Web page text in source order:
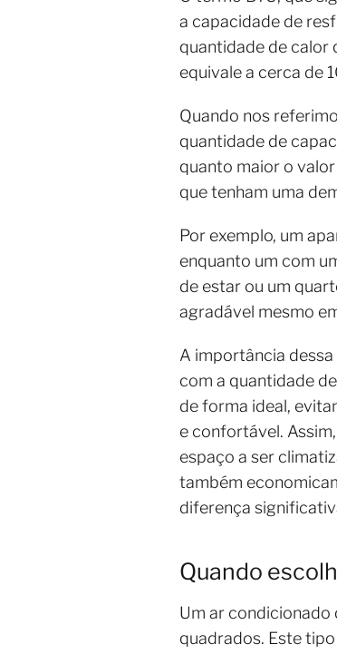
a capacidade de
quantidade de calor
equivale a cerca de
Quando nos
quantidade de
quanto maior o
que tenham uma
Por exemplo, um
enquanto um com
de estar ou um
agradável mesmo
A importância
com a quantidade
de forma ideal,
e confortável.
espaço a ser
também
diferença
Quando
Um ar condicionado
quadrados. Este